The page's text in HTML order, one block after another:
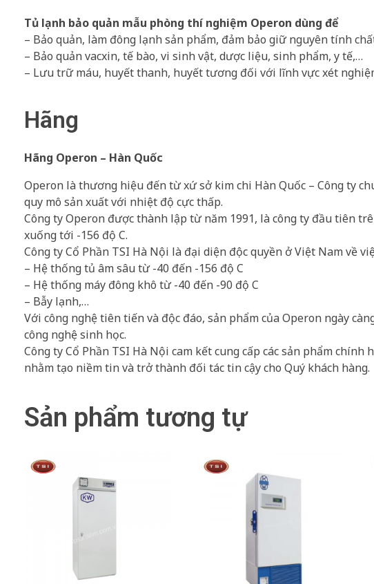
Tủ lạnh bảo quản mẫu phòng thí nghiệm Operon dùng để
– Bảo quản, làm đông lạnh sản phẩm, đảm bảo giữ nguyên tính
– Bảo quản vacxin, tế bào, vi sinh vật, dược liệu, sinh phẩm, y tế,…
– Lưu trữ máu, huyết thanh, huyết tương đối với lĩnh vực xét
Hãng
Hãng Operon – Hàn Quốc
Operon là thương hiệu đến từ xứ sở kim chi Hàn Quốc – Công ty
quy mô sản xuất với nhiệt độ cực thấp.
Công ty Operon được thành lập từ năm 1991, là công ty đầu tiên
xuống tới -156 độ C.
Công ty Cổ Phần TSI Hà Nội là đại diện độc quyền ở Việt Nam về
– Hệ thống tủ âm sâu từ -40 đến -156 độ C
– Hệ thống máy đông khô từ -40 đến -90 độ C
– Bẫy lạnh,…
Với công nghệ tiên tiến và độc đáo, sản phẩm của Operon ngày
công nghệ sinh học.
Công ty Cổ Phần TSI Hà Nội cam kết cung cấp các sản phẩm chính
nhằm tạo niềm tin và trở thành đối tác tin cậy cho Quý khách hàng.
Sản phẩm tương tự